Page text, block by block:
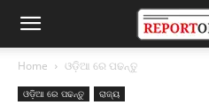
Home ଓଡ଼ିଆ ରେ ପଢନ୍ତୁ
ଓଡ଼ିଆ ରେ ପଢନ୍ତୁ ରାଜ୍ୟ